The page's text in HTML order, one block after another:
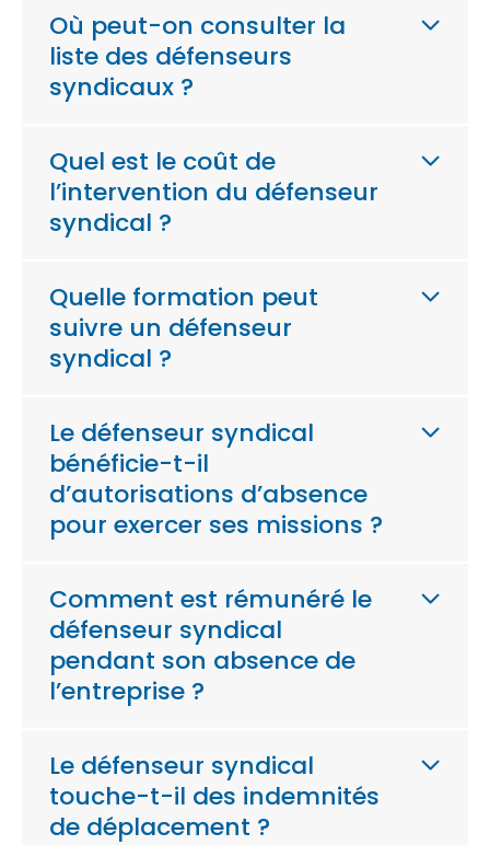
Où peut-on consulter la
liste des défenseurs
syndicaux ?
Quel est le coût de
l’intervention du défenseur
syndical ?
Quelle formation peut
suivre un défenseur
syndical ?
Le défenseur syndical
bénéficie-t-il
d’autorisations d’absence
pour exercer ses missions ?
Comment est rémunéré le
défenseur syndical
pendant son absence de
l’entreprise ?
Le défenseur syndical
touche-t-il des indemnités
de déplacement ?